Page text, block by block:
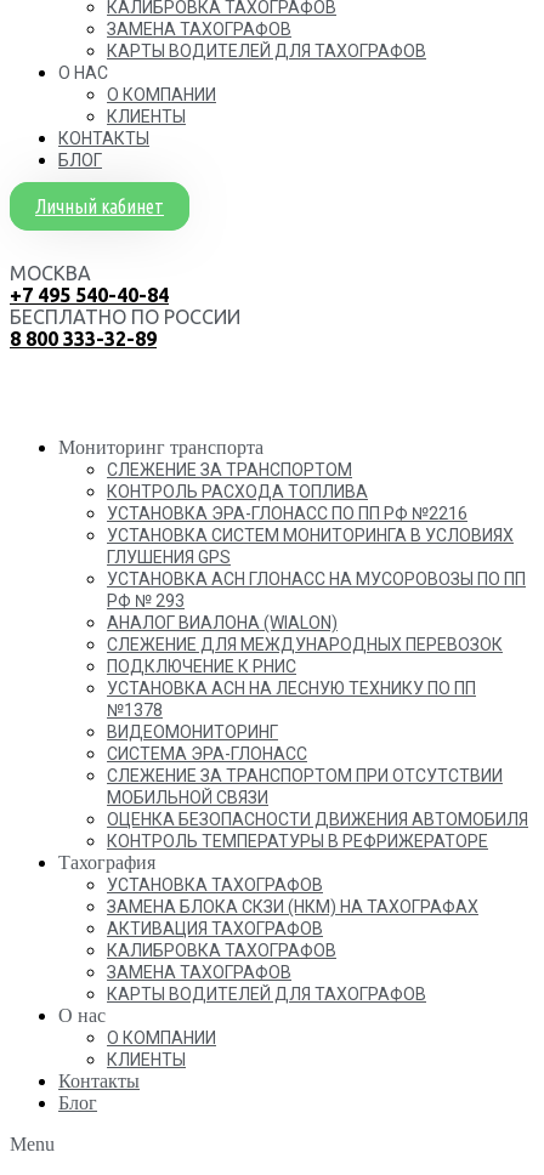
КАЛИБРОВКА ТАХОГРАФОВ
ЗАМЕНА ТАХОГРАФОВ
КАРТЫ ВОДИТЕЛЕЙ ДЛЯ ТАХОГРАФОВ
О НАС
О КОМПАНИИ
КЛИЕНТЫ
КОНТАКТЫ
БЛОГ
Личный кабинет
МОСКВА
+7 495 540-40-84
БЕСПЛАТНО ПО РОССИИ
8 800 333-32-89
Мониторинг транспорта
СЛЕЖЕНИЕ ЗА ТРАНСПОРТОМ
КОНТРОЛЬ РАСХОДА ТОПЛИВА
УСТАНОВКА ЭРА-ГЛОНАСС ПО ПП РФ №2216
УСТАНОВКА СИСТЕМ МОНИТОРИНГА В УСЛОВИЯХ
ГЛУШЕНИЯ GPS
УСТАНОВКА АСН ГЛОНАСС НА МУСОРОВОЗЫ ПО ПП
РФ № 293
АНАЛОГ ВИАЛОНА (WIALON)
СЛЕЖЕНИЕ ДЛЯ МЕЖДУНАРОДНЫХ ПЕРЕВОЗОК
ПОДКЛЮЧЕНИЕ К РНИС
УСТАНОВКА АСН НА ЛЕСНУЮ ТЕХНИКУ ПО ПП
№1378
ВИДЕОМОНИТОРИНГ
СИСТЕМА ЭРА-ГЛОНАСС
СЛЕЖЕНИЕ ЗА ТРАНСПОРТОМ ПРИ ОТСУТСТВИИ
МОБИЛЬНОЙ СВЯЗИ
ОЦЕНКА БЕЗОПАСНОСТИ ДВИЖЕНИЯ АВТОМОБИЛЯ
КОНТРОЛЬ ТЕМПЕРАТУРЫ В РЕФРИЖЕРАТОРЕ
Тахография
УСТАНОВКА ТАХОГРАФОВ
ЗАМЕНА БЛОКА СКЗИ (НКМ) НА ТАХОГРАФАХ
АКТИВАЦИЯ ТАХОГРАФОВ
КАЛИБРОВКА ТАХОГРАФОВ
ЗАМЕНА ТАХОГРАФОВ
КАРТЫ ВОДИТЕЛЕЙ ДЛЯ ТАХОГРАФОВ
О нас
О КОМПАНИИ
КЛИЕНТЫ
Контакты
Блог
Menu